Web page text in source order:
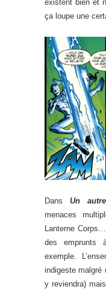
existent bien et
ça loupe une
Dans Un
menaces
Lanterne
des emprunts
exemple.
indigeste malgré
y reviendra)